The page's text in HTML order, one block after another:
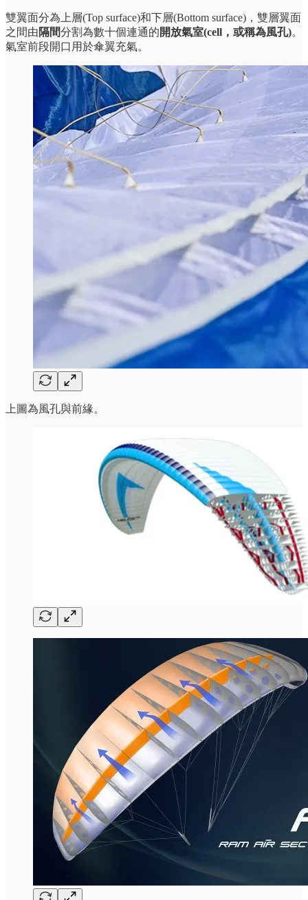
雙翼面分為上層(Top surface)和下層(Bottom surface)，雙層翼面
之間由隔間分割為數十個連通的開放氣室(cell，或稱為風孔)。
氣室前段開口用於傘翼充氣。
上圖為風孔與前緣。